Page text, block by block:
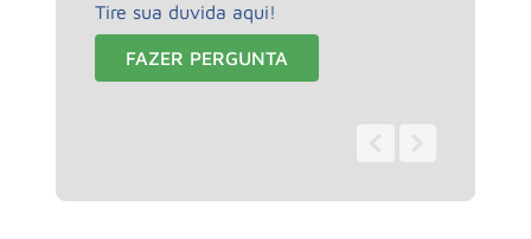
Tire sua duvida aqui!
FAZER PERGUNTA